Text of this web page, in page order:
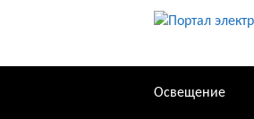
Освещение